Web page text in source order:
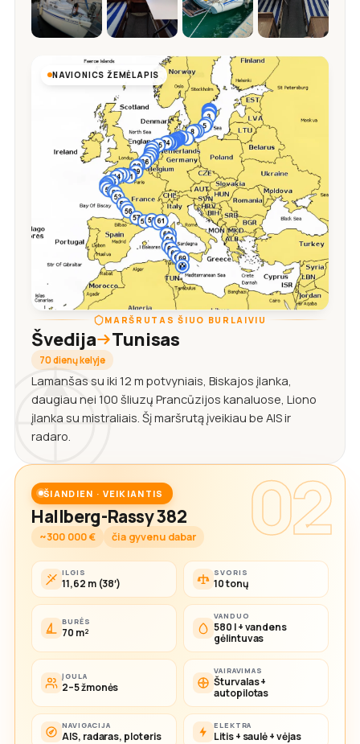
NAVIONICS ŽEMĖLAPIS
MARŠRUTAS ŠIUO BURLAIVIU
Švedija Tunisas
70 dienų kelyje
Lamanšas su iki 12 m potvyniais, Biskajos įlanka,
daugiau nei 100 šliuzų Prancūzijos kanaluose, Liono
įlanka su mistraliais. Šį maršrutą įveikiau be AIS ir
radaro.
02
ŠIANDIEN · VEIKIANTIS
Hallberg-Rassy 382
~300 000 € čia gyvenu dabar
ILGIS
11,62 m (38′)
SVORIS
10 tonų
BURĖS
70 m²
VANDUO
580 l + vandens
gėlintuvas
ĮGULA
2–5 žmonės
VAIRAVIMAS
Šturvalas +
autopilotas
NAVIGACIJA
AIS, radaras, ploteris
ELEKTRA
Litis + saulė + vėjas